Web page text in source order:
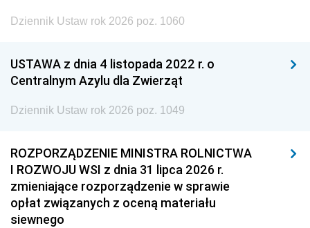
Dziennik Ustaw rok 2026 poz. 1060
USTAWA z dnia 4 listopada 2022 r. o
Centralnym Azylu dla Zwierząt
Dziennik Ustaw rok 2026 poz. 1049
ROZPORZĄDZENIE MINISTRA ROLNICTWA
I ROZWOJU WSI z dnia 31 lipca 2026 r.
zmieniające rozporządzenie w sprawie
opłat związanych z oceną materiału
siewnego